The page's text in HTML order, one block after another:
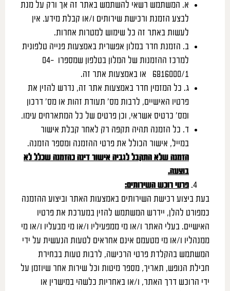
א. המשתמש רשאי להשתמש באתר זה אך ורק על מנת
לבצע הזמנת ורכישת שירותים ו/או קבלת מידע. אין
לעשות באתר זה כל שימוש למטרות אחרות.
ב. הזמנת חדר במלון אפשרית באמצעות פנייה טלפונית
למרכז ההזמנות של המלון בטלפון שמספרו 04-
6816000/1 או באמצעות אתר זה.
ג. כל המזמין חדר באמצעות אתר זה, נדרש להזין את
פרטיו האישיים, לרבות מס’ תעודת זהות או מס’ דרכון
ומס’ כרטיס אשראי, וכן פרטים של כל המתארחים עימו.
ד. כל הזמנה תהיה תקפה רק לאחר קבלת אישור
במייל, אישור הכולל את פרטי ההזמנה ומספר הזמנה.
הזמנה שלא התקבל לגביה אישור דינה כהזמנה שכלל לא
בוצעה.
פרטי רוכש השירותים:
בעת ביצוע רכישת השירותים באמצעות האתר וביצוע ההזמנה
כמפורט להלן, יידרש המשתמש להזין במערכת את פרטיו
האישיים. בעלי האתר ו/או מי ממפעיליו ו/או מי מבעליו ו/או מי
ממנהליו ו/או מי מטעמם אינם אחראים לטעות הנעשית על ידי
המשתמש בהקלדת פרטי הרכישה, לרבות טעות בבחירת
חבילת הנופש, תאריך, מספר מיטות וכל שירות אחר שיוזמן על
ידי הרוכש דרך האתר, ו/או באחריות כלשהי במישרין או